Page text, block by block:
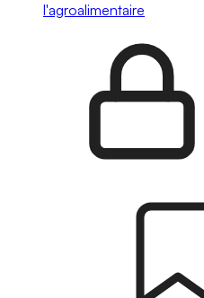
l'agroalimentaire